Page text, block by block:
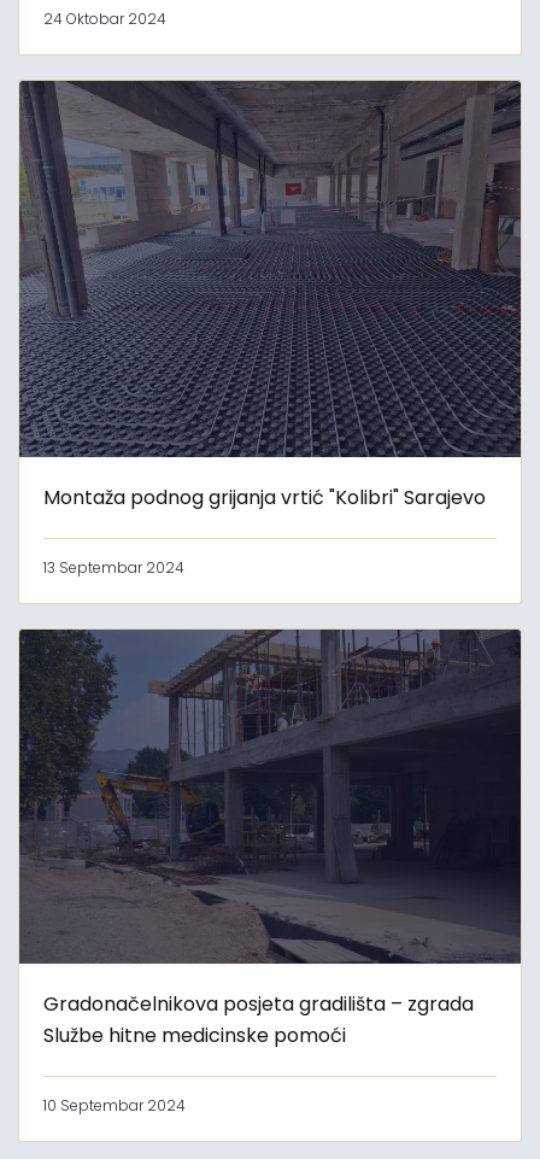
24 Oktobar 2024
Montaža podnog grijanja vrtić "Kolibri" Sarajevo
13 Septembar 2024
Gradonačelnikova posjeta gradilišta – zgrada
Službe hitne medicinske pomoći
10 Septembar 2024